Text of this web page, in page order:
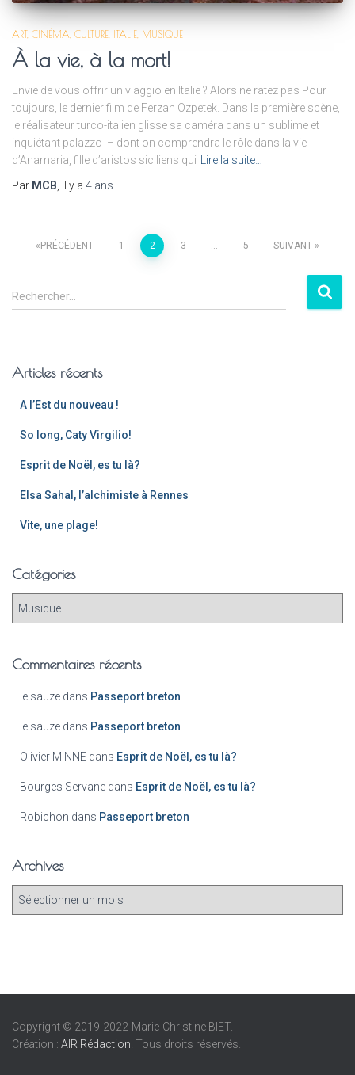
ART CINÉMA CULTURE ITALIE MUSIQUE
À la vie, à la mort!
Envie de vous offrir un viaggio en Italie ? Alors ne ratez pas Pour
toujours, le dernier film de Ferzan Ozpetek. Dans la première scène,
le réalisateur turco-italien glisse sa caméra dans un sublime et
inquiétant palazzo – dont on comprendra le rôle dans la vie
d’Anamaria, fille d’aristos siciliens qui
Lire la suite…
Par MCB , il y a 4 ans
PRÉCÉDENT 1 2 3 … 5 SUIVANT
Rechercher…
Articles récents
A l’Est du nouveau !
So long, Caty Virgilio!
Esprit de Noël, es tu là?
Elsa Sahal, l’alchimiste à Rennes
Vite, une plage!
Catégories
Commentaires récents
le sauze dans Passeport breton
le sauze dans Passeport breton
Olivier MINNE dans Esprit de Noël, es tu là?
Bourges Servane dans Esprit de Noël, es tu là?
Robichon dans Passeport breton
Archives
Copyright © 2019-2022-Marie-Christine BIET.
Création : AIR Rédaction. Tous droits réservés.